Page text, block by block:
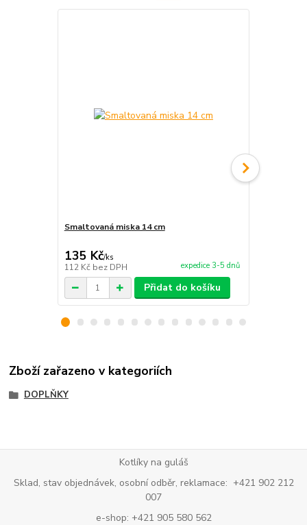
Smaltovaná miska 14 cm
135 Kč/ks
112 Kč bez DPH expedice 3-5 dnů
Přidat do košíku
Zboží zařazeno v kategoriích
DOPLŇKY
Kotlíky na guláš
Sklad, stav objednávek, osobní odběr, reklamace: +421 902 212
007
e-shop: +421 905 580 562